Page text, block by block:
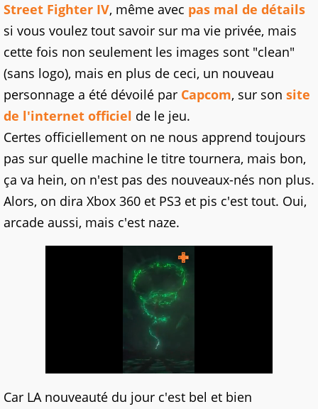
Street Fighter IV, même avec pas mal de détails
si vous voulez tout savoir sur ma vie privée, mais
cette fois non seulement les images sont "clean"
(sans logo), mais en plus de ceci, un nouveau
personnage a été dévoilé par Capcom, sur son site
de l'internet officiel de le jeu.
Certes officiellement on ne nous apprend toujours
pas sur quelle machine le titre tournera, mais bon,
ça va hein, on n'est pas des nouveaux-nés non plus.
Alors, on dira Xbox 360 et PS3 et pis c'est tout. Oui,
arcade aussi, mais c'est naze.
Car LA nouveauté du jour c'est bel et bien